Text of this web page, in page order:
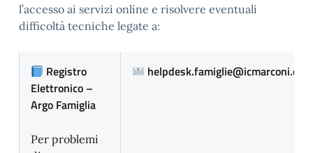
l’accesso ai servizi online e risolvere eventuali
difficoltà tecniche legate a:
Registro
Elettronico –
Argo Famiglia
Per problemi